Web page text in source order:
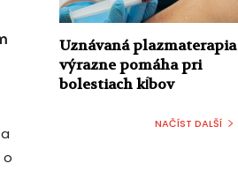
o
Uznávaná plazmaterapia
výrazne pomáha pri
bolestiach kĺbov
NAČÍST DALŠÍ